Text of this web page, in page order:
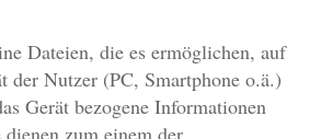
Dateien, die es ermöglichen, auf
der Nutzer (PC, Smartphone o.ä.)
Gerät bezogene Informationen
zum einem der